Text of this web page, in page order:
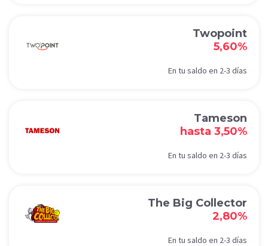
Twopoint
5,60%
En tu saldo en 2-3 días
Tameson
hasta 3,50%
En tu saldo en 2-3 días
The Big Collector
2,80%
En tu saldo en 2-3 días